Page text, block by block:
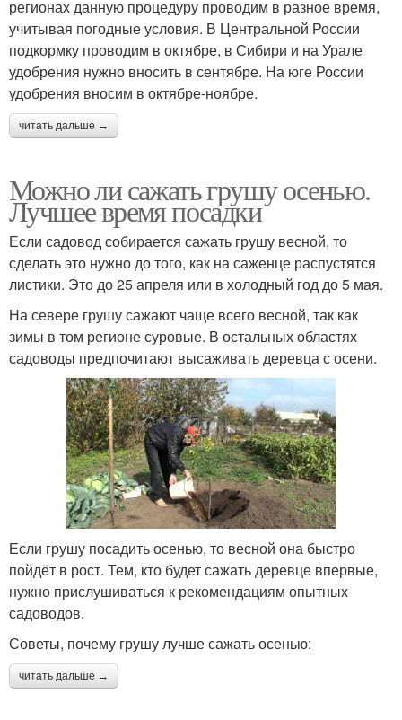
регионах данную процедуру проводим в разное время,
учитывая погодные условия. В Центральной России
подкормку проводим в октябре, в Сибири и на Урале
удобрения нужно вносить в сентябре. На юге России
удобрения вносим в октябре-ноябре.
читать дальше →
Можно ли сажать грушу осенью.
Лучшее время посадки
Если садовод собирается сажать грушу весной, то
сделать это нужно до того, как на саженце распустятся
листики. Это до 25 апреля или в холодный год до 5 мая.
На севере грушу сажают чаще всего весной, так как
зимы в том регионе суровые. В остальных областях
садоводы предпочитают высаживать деревца с осени.
Если грушу посадить осенью, то весной она быстро
пойдёт в рост. Тем, кто будет сажать деревце впервые,
нужно прислушиваться к рекомендациям опытных
садоводов.
Советы, почему грушу лучше сажать осенью:
читать дальше →